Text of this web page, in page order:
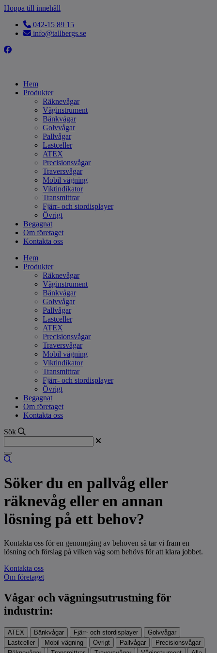
Hoppa till innehåll
042-15 89 15
info@tallbergs.se
Hem
Produkter
Räknevågar
Våginstrument
Bänkvågar
Golvvågar
Pallvågar
Lastceller
ATEX
Precisionsvågar
Traversvågar
Mobil vägning
Viktindikator
Transmittrar
Fjärr- och stordisplayer
Övrigt
Begagnat
Om företaget
Kontakta oss
Hem
Produkter
Räknevågar
Våginstrument
Bänkvågar
Golvvågar
Pallvågar
Lastceller
ATEX
Precisionsvågar
Traversvågar
Mobil vägning
Viktindikator
Transmittrar
Fjärr- och stordisplayer
Övrigt
Begagnat
Om företaget
Kontakta oss
Sök
Söker du en pallvåg eller
räknevåg eller en annan
lösning på ett behov?
Kontakta oss för en genomgång av behoven så tar vi fram en
lösning och förslag på vilken våg som behövs för att klara jobbet.
Kontakta oss
Om företaget
Vågar och vägningsutrustning för
industrin:
ATEX Bänkvågar Fjärr- och stordisplayer
Golvvågar
Lastceller
Mobil vägning Övrigt Pallvågar
Precisionsvågar